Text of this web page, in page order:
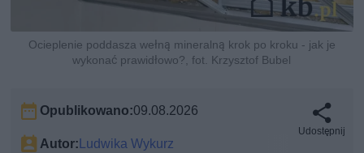
Ocieplenie poddasza wełną mineralną krok po kroku - jak je
wykonać prawidłowo?, fot. Krzysztof Bubel
Opublikowano:09.08.2026
Autor: Ludwika Wykurz
Udostępnij